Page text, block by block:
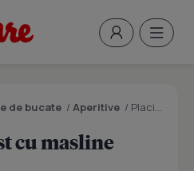
de bucate / Aperitive / Placinta de post cu masline
cu masline